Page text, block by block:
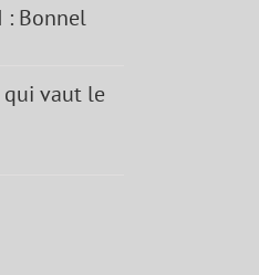
: Bonnel
vaut le